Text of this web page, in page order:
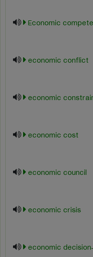
Economic
economic conflict
economic
economic cost
economic council
economic crisis
economic